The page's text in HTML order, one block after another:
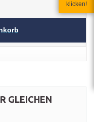
GLEICHEN
klicken!